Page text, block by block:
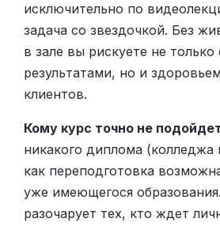
исключительно по
задача со звездочкой. Без
в зале вы рискуете не
результатами, но и
клиентов.
Кому курс точно не
никакого диплома (колледжа
как переподготовка
уже имеющегося
разочарует тех, кто ждет